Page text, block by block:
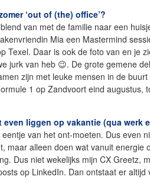
‘out of (the) office’?
van met de familie naar een
Mia een Mastermind
Texel. Daar is ook de foto van en je
jurk van heb 😉. De grote gemene
zijn met leuke mensen in de
1 op Zandvoort eind augustus,
even liggen op vakantie (qua werk
van het ont-moeten. Dus even
maar alleen doen wat vanuit energie
Dus niet wekelijks mijn CX Greetz,
op LinkedIn. Dan ontstaat er altijd